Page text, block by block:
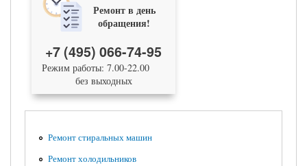
Ремонт в день
обращения!
+7 (495) 066-74-95
Режим работы: 7.00-22.00
без выходных
Ремонт стиральных машин
Ремонт холодильников